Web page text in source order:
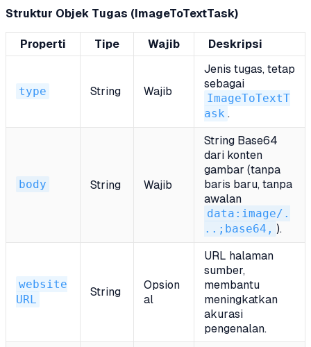
Struktur Objek Tugas (ImageToTextTask)
Properti Tipe Wajib Deskripsi
type String Wajib
Jenis tugas, tetap
sebagai
ImageToTextT
ask .
body String Wajib
String Base64
dari konten
gambar (tanpa
baris baru, tanpa
awalan
data:image/.
..;base64, ).
website
URL
String
Opsion
al
URL halaman
sumber,
membantu
meningkatkan
akurasi
pengenalan.